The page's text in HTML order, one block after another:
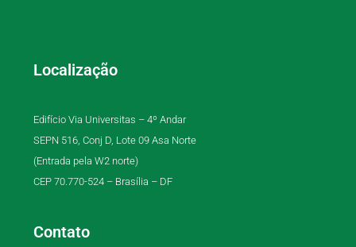
Localização
Edifício Via Universitas – 4º Andar
SEPN 516, Conj D, Lote 09 Asa Norte
(Entrada pela W2 norte)
CEP 70.770-524 – Brasília – DF
Contato